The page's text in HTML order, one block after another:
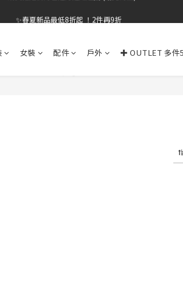
✨購買指定後背包送好運鑰匙圈 (贈完為止)
女裝 配件 戶外 ✚ OUTLET 多件